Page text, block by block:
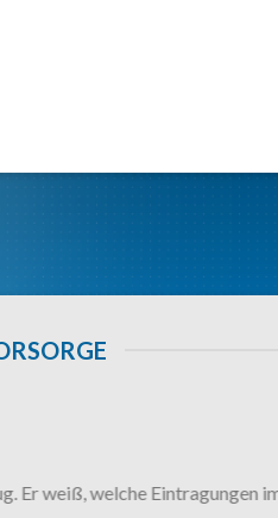
Er weiß, welche Eintragungen